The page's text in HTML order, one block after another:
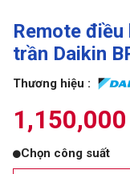
Remote điều
trần Daikin
Thương hiệu :
Chọn công suất